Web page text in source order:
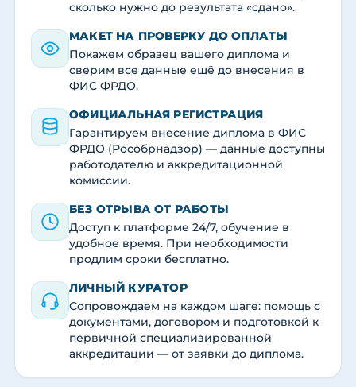
сколько нужно до результата «сдано».
МАКЕТ НА ПРОВЕРКУ ДО ОПЛАТЫ
Покажем образец вашего диплома и
сверим все данные ещё до внесения в
ФИС ФРДО.
ОФИЦИАЛЬНАЯ РЕГИСТРАЦИЯ
Гарантируем внесение диплома в ФИС
ФРДО (Рособрнадзор) — данные доступны
работодателю и аккредитационной
комиссии.
БЕЗ ОТРЫВА ОТ РАБОТЫ
Доступ к платформе 24/7, обучение в
удобное время. При необходимости
продлим сроки бесплатно.
ЛИЧНЫЙ КУРАТОР
Сопровождаем на каждом шаге: помощь с
документами, договором и подготовкой к
первичной специализированной
аккредитации — от заявки до диплома.